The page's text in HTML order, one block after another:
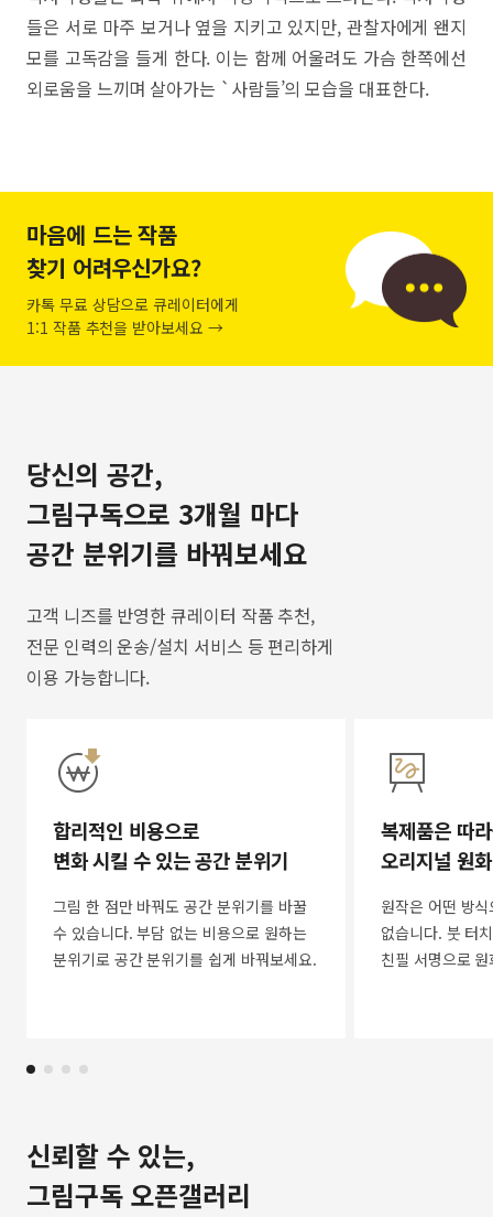
들은 서로 마주 보거나 옆을 지키고 있지만, 관찰자에게 왠지
모를 고독감을 들게 한다. 이는 함께 어울려도 가슴 한쪽에선
외로움을 느끼며 살아가는 `사람들’의 모습을 대표한다.
마음에 드는 작품
찾기 어려우신가요?
카톡 무료 상담으로 큐레이터에게
1:1 작품 추천을 받아보세요 →
당신의 공간,
그림구독으로 3개월 마다
공간 분위기를 바꿔보세요
고객 니즈를 반영한 큐레이터 작품 추천,
전문 인력의 운송/설치 서비스 등 편리하게
이용 가능합니다.
합리적인 비용으로
변화 시킬 수 있는 공간 분위기
그림 한 점만 바꿔도 공간 분위기를 바꿀
수 있습니다. 부담 없는 비용으로 원하는
분위기로 공간 분위기를 쉽게 바꿔보세요.
복제품은 따
오리지널 원
원작은 어떤 방
없습니다. 붓 터
친필 서명으로
신뢰할 수 있는,
그림구독 오픈갤러리